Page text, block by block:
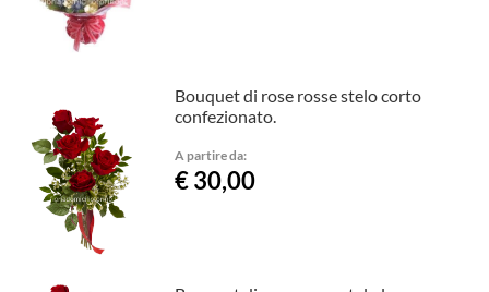
Bouquet di rose rosse stelo corto
confezionato.
A partire da:
€ 30,00